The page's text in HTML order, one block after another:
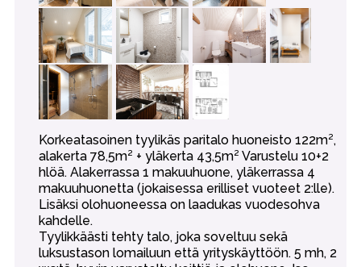
Korkeatasoinen tyylikäs paritalo huoneisto 122m²,
alakerta 78,5m² + yläkerta 43,5m² Varustelu 10+2
hlöä. Alakerrassa 1 makuuhuone, yläkerrassa 4
makuuhuonetta (jokaisessa erilliset vuoteet 2:lle).
Lisäksi olohuoneessa on laadukas vuodesohva
kahdelle.
Tyylikkäästi tehty talo, joka soveltuu sekä
luksustason lomailuun että yrityskäyttöön. 5 mh, 2